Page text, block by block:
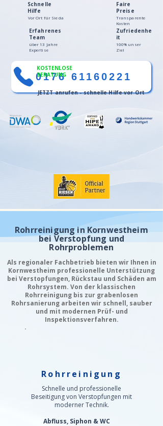
Schnelle
Hilfe
Vor Ort für Sie da
Erfahrenes
Team
über 13 Jahre
Expertise
Faire
Preise
Transparente
Kosten
Zufriedenhe
it
100% unser
Ziel
0176 61160221
KOSTENLOSE
BERATUNG
JETZT anrufen - schnelle Hilfe vor Ort
Rohrreinigung in Kornwestheim
bei Verstopfung und
Rohrproblemen
Als regionaler Fachbetrieb bieten wir Ihnen in
Kornwestheim professionelle Unterstützung
bei Verstopfungen, Rückstau und Schäden am
Rohrsystem. Von der klassischen
Rohrreinigung bis zur grabenlosen
Rohrsanierung arbeiten wir schnell, sauber
und mit modernen Prüf- und
Inspektionsverfahren.
Rohrreinigung
Schnelle und professionelle
Beseitigung von Verstopfungen mit
moderner Technik.
Abfluss, Siphon & WC